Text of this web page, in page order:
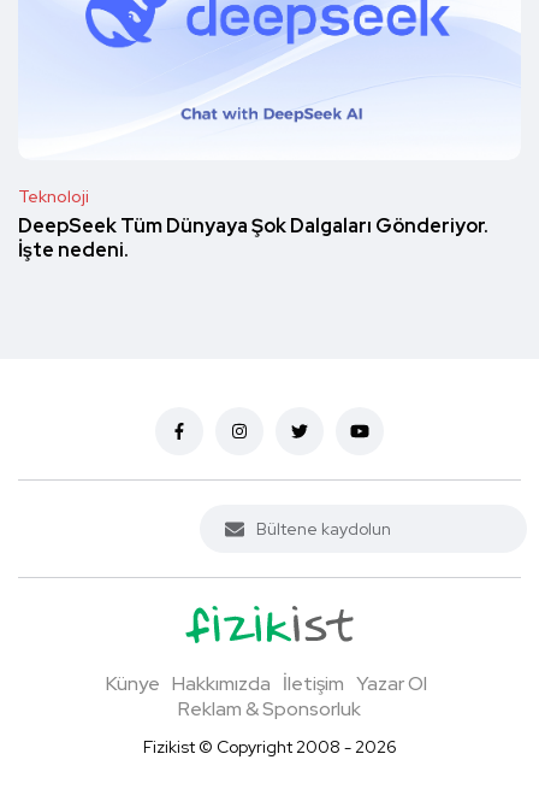
Teknoloji
DeepSeek Tüm Dünyaya Şok Dalgaları Gönderiyor.
İşte nedeni.
Künye Hakkımızda İletişim Yazar Ol
Reklam & Sponsorluk
Fizikist © Copyright 2008 - 2026